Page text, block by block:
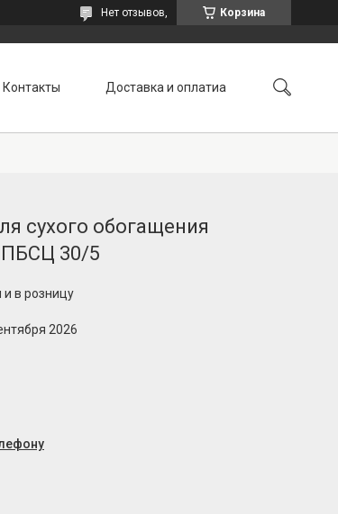
Корзина
Нет отзывов,
Контакты Доставка и оплатиа
сухого обогащения
30/5
в розницу
2026